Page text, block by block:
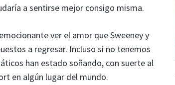
a sentirse mejor consigo misma.
ver el amor que Sweeney y
a regresar. Incluso si no tenemos
han estado soñando, con suerte al
en algún lugar del mundo.